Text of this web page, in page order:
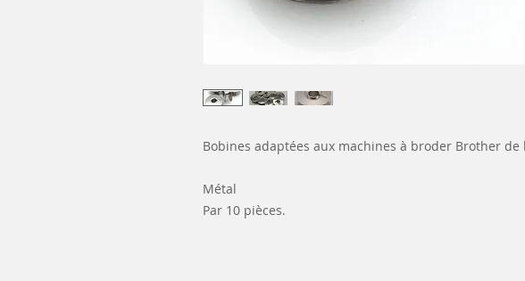
Bobines adaptées aux machines à broder Brother de
Métal
Par 10 pièces.